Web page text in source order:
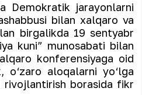
Demokratik jarayonlarni
bilan xalqaro va
birgalikda 19 sentyabr
kuni” munosabati bilan
konferensiyaga oid
o‘zaro aloqalarni yo‘lga
rivojlantirish borasida fikr